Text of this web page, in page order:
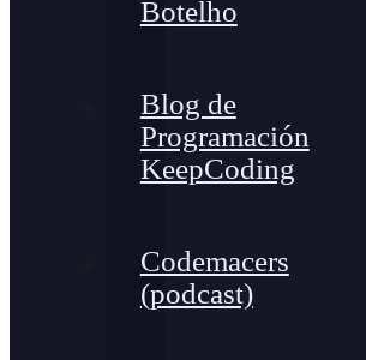
Botelho
Blog de
Programación
KeepCoding
Codemacers
(podcast)